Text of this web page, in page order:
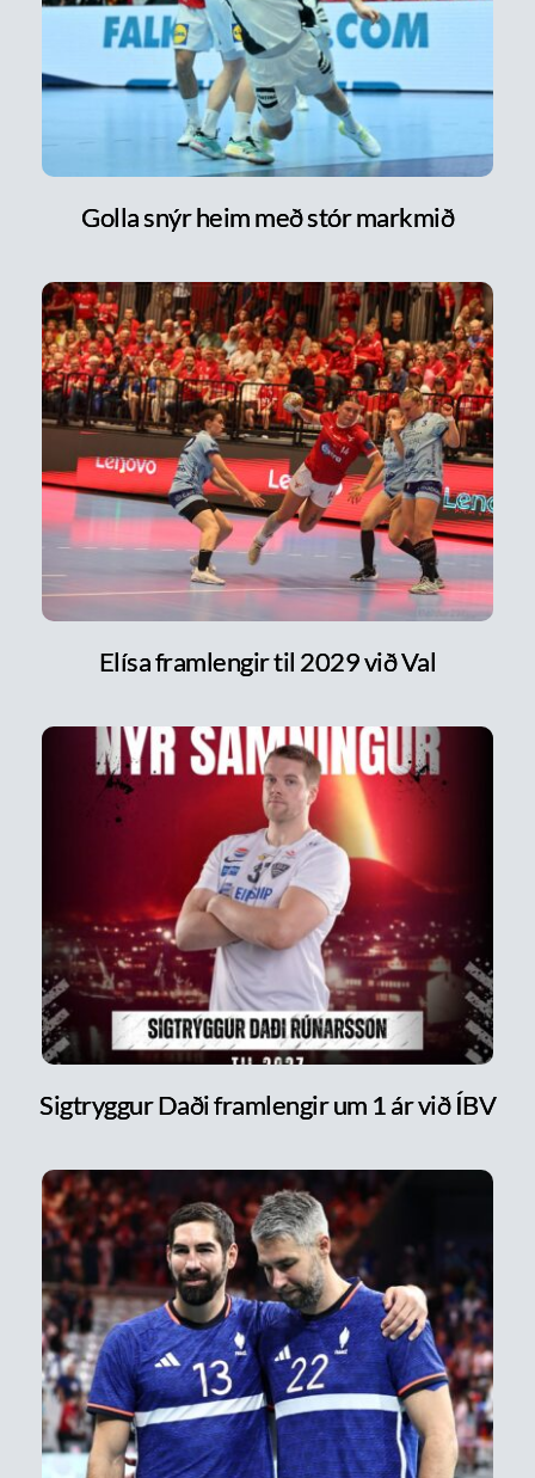
Golla snýr heim með stór markmið
Elísa framlengir til 2029 við Val
Sigtryggur Daði framlengir um 1 ár við ÍBV